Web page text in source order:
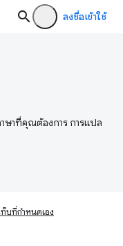
ลงชื่อเข้าใช้
ษาที่คุณต้องการ การแปล
บที่กำหนดเอง